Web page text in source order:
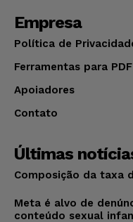
Empresa
Política de
Ferramentas para PDF
Apoiadores
Contato
Últimas
Composição da taxa
Meta é alvo de
conteúdo sexual